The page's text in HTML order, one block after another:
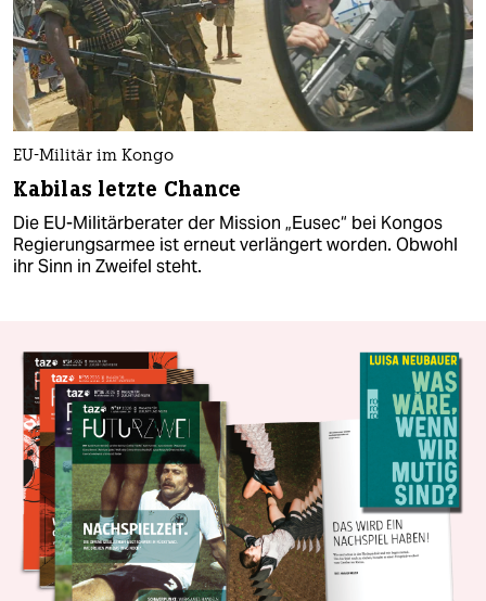
EU-Militär im Kongo
Kabilas letzte Chance
Die EU-Militärberater der Mission „Eusec“ bei Kongos
Regierungsarmee ist erneut verlängert worden. Obwohl
ihr Sinn in Zweifel steht.